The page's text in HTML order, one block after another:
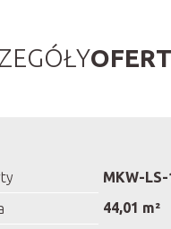
MKW-LS-
44,01 m²